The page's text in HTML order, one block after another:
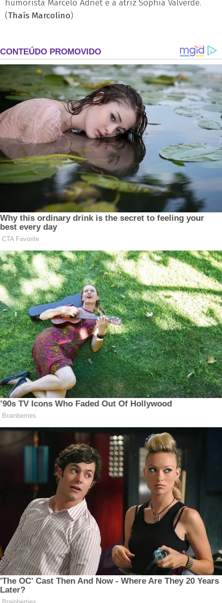
humorista Marcelo Adnet e a atriz Sophia Valverde.
(Thaís Marcolino)